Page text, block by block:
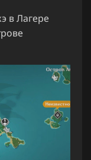
в Лагере